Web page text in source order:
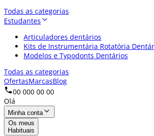
Todas as categorias
Estudantes
Articuladores dentários
Kits de Instrumentária Rotatória
Modelos e Typodonts Dentários
Todas as categorias
OfertasMarcasBlog
00 000 00 00
Olá
Minha conta
Os meus
Habituais